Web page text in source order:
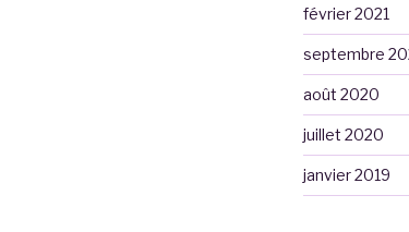
février 2021
septembre
août 2020
juillet 2020
janvier 2019